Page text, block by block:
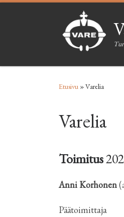
Etusivu »Varelia
Varelia
Toimitus
Anni Korhonen
Päätoimittaja